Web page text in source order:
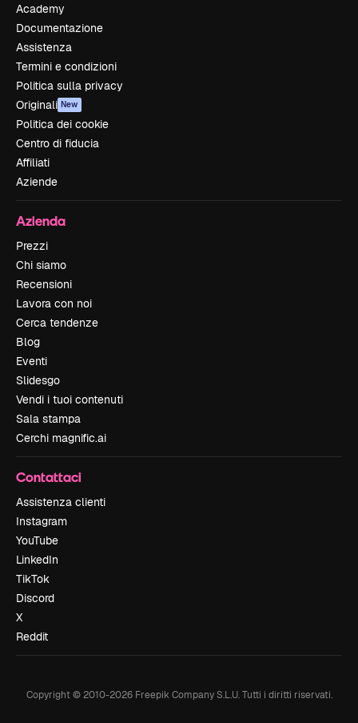
Academy
Documentazione
Assistenza
Termini e condizioni
Politica sulla privacy
Originali New
Politica dei cookie
Centro di fiducia
Affiliati
Aziende
Azienda
Prezzi
Chi siamo
Recensioni
Lavora con noi
Cerca tendenze
Blog
Eventi
Slidesgo
Vendi i tuoi contenuti
Sala stampa
Cerchi magnific.ai
Contattaci
Assistenza clienti
Instagram
YouTube
LinkedIn
TikTok
Discord
X
Reddit
Copyright © 2010-2026Freepik Company S.L.U. Tutti i diritti riservati.